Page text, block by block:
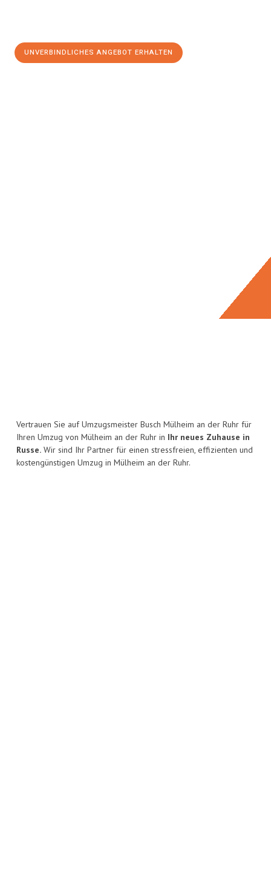
UNVERBINDLICHES ANGEBOT ERHALTEN
Vertrauen Sie auf Umzugsmeister Busch Mülheim an der Ruhr für
Ihren Umzug von Mülheim an der Ruhr in Ihr neues Zuhause in
Russe. Wir sind Ihr Partner für einen stressfreien, effizienten und
kostengünstigen Umzug in Mülheim an der Ruhr.